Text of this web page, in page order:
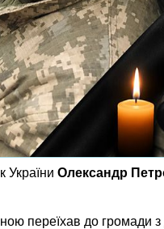
України Олександр
переїхав до громади з